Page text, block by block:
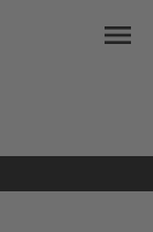
menu